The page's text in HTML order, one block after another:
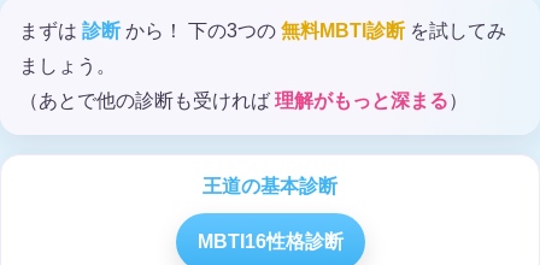
まずは 診断 から！ 下の3つの 無料MBTI診断を試してみ
ましょう。
（あとで他の診断も受ければ 理解がもっと深まる）
王道の基本診断
MBTI16性格診断